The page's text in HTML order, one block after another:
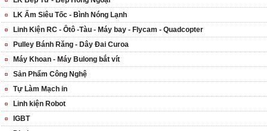
LK Ấm Siêu Tốc - Bình Nóng Lạnh
Linh Kiện RC - Ôtô -Tàu - Máy bay - Flycam - Quadcopter
Pulley Bánh Răng - Dây Đai Curoa
Máy Khoan - Máy Bulong bắt vít
Sản Phẩm Công Nghệ
Tự Làm Mạch in
Linh kiện Robot
IGBT